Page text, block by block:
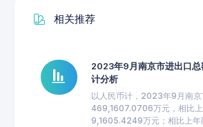
相关推荐
2023年9月南京市进出口总
计分析
以人民币计，2023年9月南京
469,1607.0706万元，相比上
9,1605.4249万元；相比上年